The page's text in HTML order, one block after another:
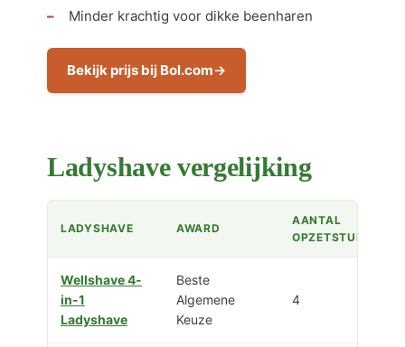
Minder krachtig voor dikke beenharen
Bekijk prijs bij Bol.com
Ladyshave vergelijking
LADYSHAVE AWARD
AANTAL
OPZETSTUKKEN
Wellshave 4-
in-1
Ladyshave
Beste
Algemene
Keuze
4